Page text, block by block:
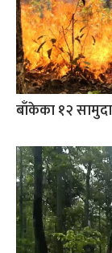
बाँकेका १२